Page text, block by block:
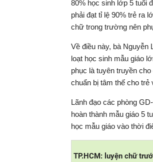
80% học sinh lớp 5 tuổi
phải đạt tỉ lệ 90% trẻ ra
chữ trong trường nên
Về điều này, bà
loạt học sinh mẫu giáo
phục là tuyên truyền
chuẩn bị tâm thế cho trẻ
Lãnh đạo các phòng
hoàn thành mẫu giáo 5
học mẫu giáo vào thời
TP.HCM: luyện chữ